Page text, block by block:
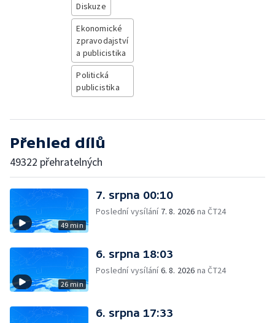
Diskuze
Ekonomické
zpravodajství
a publicistika
Politická
publicistika
Přehled dílů
49322 přehratelných
49 min
7. srpna 00:10
Poslední vysílání 7. 8. 2026 na ČT24
26 min
6. srpna 18:03
Poslední vysílání6. 8. 2026 na ČT24
6. srpna 17:33